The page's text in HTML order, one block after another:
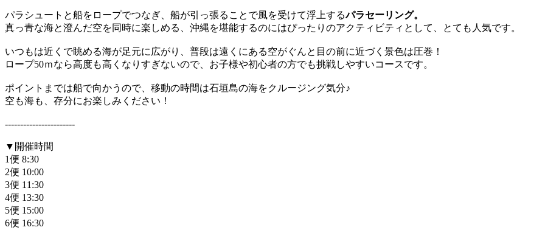
パラシュートと船をロープでつなぎ、船が引っ張ることで風を受けて浮上するパラセーリング。
真っ青な海と澄んだ空を同時に楽しめる、沖縄を堪能するのにはぴったりのアクティビティとして、とても人気です。
いつもは近くで眺める海が足元に広がり、普段は遠くにある空がぐんと目の前に近づく景色は圧巻！
ロープ50ｍなら高度も高くなりすぎないので、お子様や初心者の方でも挑戦しやすいコースです。
ポイントまでは船で向かうので、移動の時間は石垣島の海をクルージング気分♪
空も海も、存分にお楽しみください！
-----------------------
▼開催時間
1便 8:30
2便 10:00
3便 11:30
4便 13:30
5便 15:00
6便 16:30